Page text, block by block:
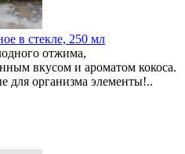
в стекле, 250 мл
отжима,
вкусом и ароматом кокоса.
для организма элементы!..